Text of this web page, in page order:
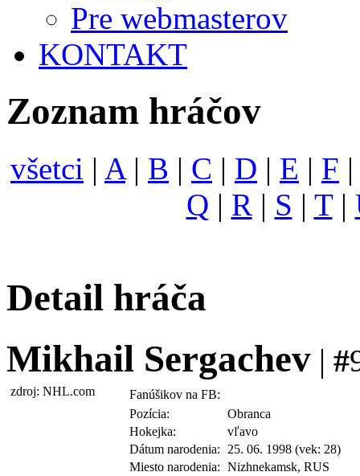
Pre webmasterov
KONTAKT
Zoznam hráčov
všetci | A| B | C | D | E | F
Q | R| S | T|
Detail hráča
Mikhail Sergachev | #
zdroj: NHL.com
Fanúšikov na FB:
Pozícia:
Obranca
Hokejka:
vľavo
Dátum narodenia:
25. 06. 1998 (vek: 28)
Miesto narodenia: Nizhnekamsk, RUS